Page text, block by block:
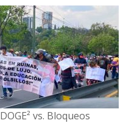
DOGE² vs. Bloqueos